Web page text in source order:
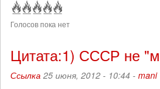
Голосов пока нет
Цитата:1) СССР не
Ссылка 25 июня, 2012 - 10:44 - mani